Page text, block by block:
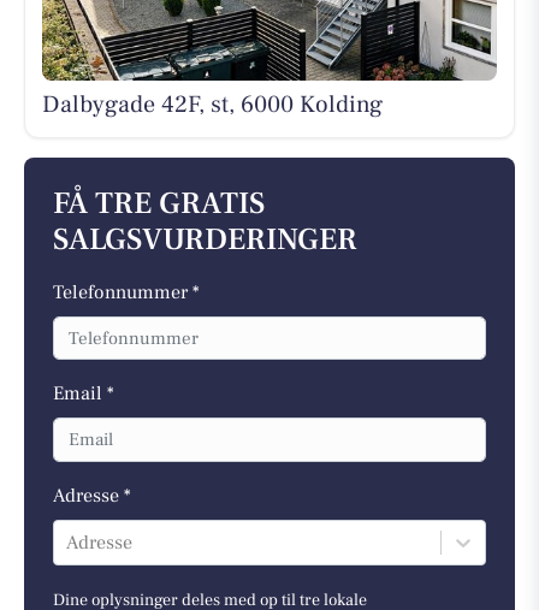
Dalbygade 42F, st, 6000 Kolding
FÅ TRE GRATIS
SALGSVURDERINGER
Telefonnummer *
Email *
Adresse *
Adresse
Dine oplysninger deles med op til tre lokale